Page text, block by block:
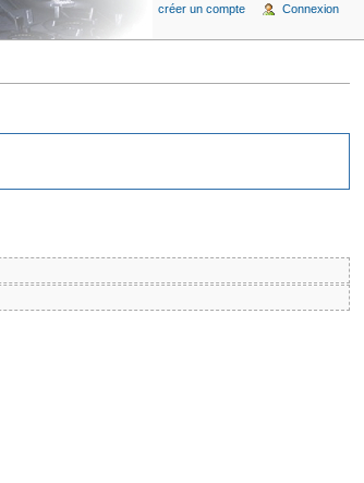
créer un compte Connexion